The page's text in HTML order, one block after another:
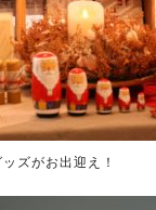
ズがお出迎え！